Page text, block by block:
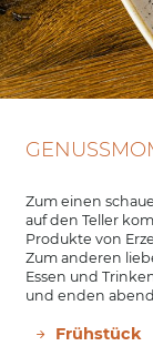
Zum einen
auf den Teller
Produkte von
Zum anderen
Essen und
und enden
Frühstück